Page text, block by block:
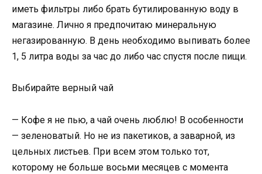
иметь фильтры либо брать бутилированную воду в
магазине. Лично я предпочитаю минеральную
негазированную. В день необходимо выпивать более
1, 5 литра воды за час до либо час спустя после пищи.
Выбирайте верный чай
— Кофе я не пью, а чай очень люблю! В особенности
— зеленоватый. Но не из пакетиков, а заварной, из
цельных листьев. При всем этом только тот,
которому не больше восьми месяцев с момента